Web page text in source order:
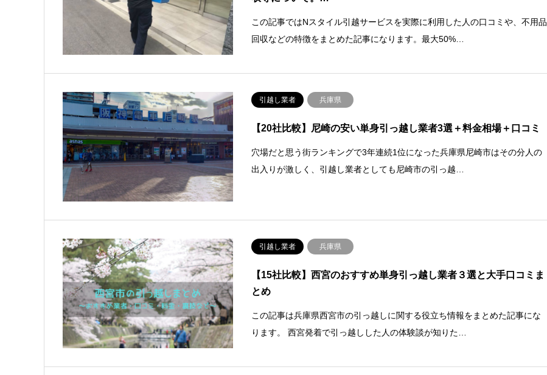
この記事ではNスタイル引越サービスを実際に利用した人の口コミや、不用品
回収などの特徴をまとめた記事になります。最大50%…
引越し業者 兵庫県
【20社比較】尼崎の安い単身引っ越し業者3選＋料金相場＋口コミ
穴場だと思う街ランキングで3年連続1位になった兵庫県尼崎市はその分人の
出入りが激しく、引越し業者としても尼崎市の引っ越…
引越し業者 兵庫県
【15社比較】西宮のおすすめ単身引っ越し業者３選と大手口コミま
とめ
この記事は兵庫県西宮市の引っ越しに関する役立ち情報をまとめた記事にな
ります。 西宮発着で引っ越しした人の体験談が知りた…